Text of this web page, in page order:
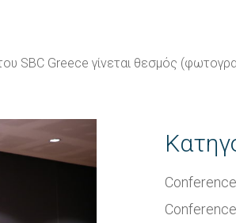
SBC Greece γίνεται θεσμός